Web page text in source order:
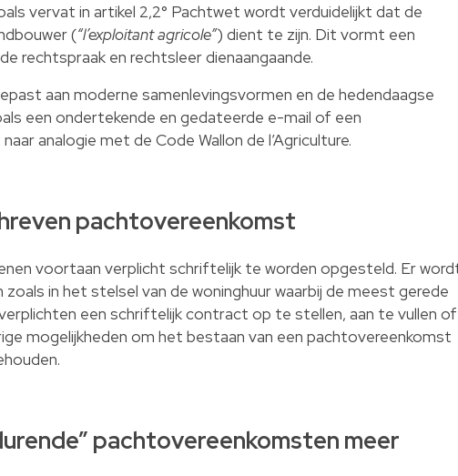
vervat in artikel 2,2° Pachtwet wordt verduidelijkt dat de
(“l’exploitant agricole”) dient te zijn. Dit vormt een
rechtspraak en rechtsleer dienaangaande.
aan moderne samenlevingsvormen en de hedendaagse
een ondertekende en gedateerde e-mail of een
analogie met de Code Wallon de l’Agriculture.
pachtovereenkomst
voortaan verplicht schriftelijk te worden opgesteld. Er
in het stelsel van de woninghuur waarbij de meest gerede
een schriftelijk contract op te stellen, aan te vullen of
mogelijkheden om het bestaan van een pachtovereenkomst
pachtovereenkomsten meer